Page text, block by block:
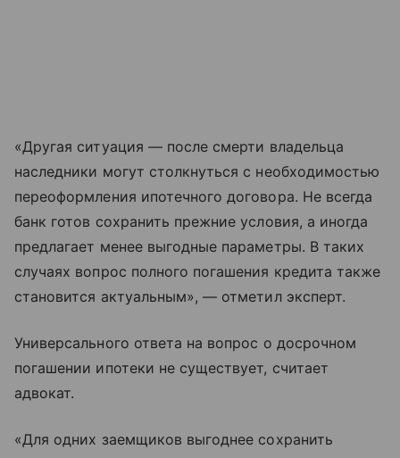
«Другая ситуация — после смерти владельца
наследники могут столкнуться с необходимостью
переоформления ипотечного договора. Не всегда
банк готов сохранить прежние условия, а иногда
предлагает менее выгодные параметры. В таких
случаях вопрос полного погашения кредита также
становится актуальным», — отметил эксперт.
Универсального ответа на вопрос о досрочном
погашении ипотеки не существует, считает
адвокат.
«Для одних заемщиков выгоднее сохранить